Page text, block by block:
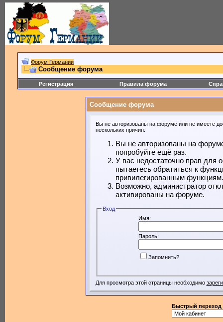
Форум Германии
Сообщение форума
Регистрация Правила форума
Сообщение форума
Вы не авторизованы на форуме или не имеете
нескольких причин:
Вы не авторизованы на
попробуйте ещё раз.
У вас недостаточно прав для
пытаетесь обратиться к
привилегированным функциям.
Возможно, администратор
активированы на форуме.
Вход
Имя:
Пароль:
Запомнить?
Для просмотра этой страницы необходимо
Быстрый переход